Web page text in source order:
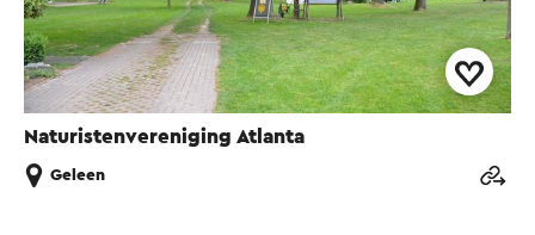
Naturistenvereniging Atlanta
Geleen